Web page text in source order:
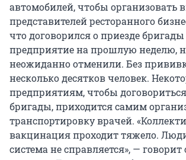
автомобилей, чтобы организовать
представителей ресторанного
что договорился о приезде
предприятие на прошлую неделю,
неожиданно отменили. Без
несколько десятков человек.
предприятиям, чтобы
бригады, приходится самим
транспортировку врачей.
вакцинация проходит тяжело.
система не справляется», — говорит